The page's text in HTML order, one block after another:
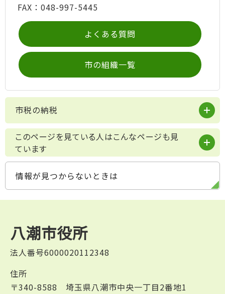
FAX：048-997-5445
よくある質問
市の組織一覧
市税の納税
このページを見ている人はこんなページも見
ています
情報が見つからないときは
八潮市役所
法人番号6000020112348
住所
〒340-8588 埼玉県八潮市中央一丁目2番地1